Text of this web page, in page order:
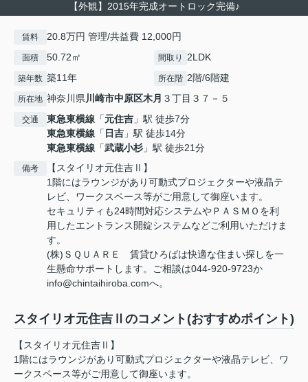
【外観】2015年完成オートロック完備♪
賃料 20.8万円 管理/共益費 12,000円
面積 50.72㎡ 間取り 2LDK
築年数 築11年 所在階 2階/6階建
所在地 神奈川県川崎市中原区木月 ３丁目３７－５
交通 東急東横線 「元住吉 」駅 徒歩7分
東急東横線 「 日吉 」駅 徒歩14分
東急東横線 「武蔵小杉 」駅 徒歩21分
備考
【スタイリオ元住吉Ⅱ】
1階にはラウンジがあり可動式プロジェクターや液晶テ
レビ、ワークスペース等がご用意して御座います。
セキュリティも24時間対応システムやＰＡＳＭＯを利
用したエントランス開錠システムなどご利用いただけま
す。
(株)ＳＱＵＡＲＥ 賃貸ひろばは快適な住まい探しを一
生懸命サポートします。ご相談は044-920-9723か
info@chintaihiroba.comへ。
スタイリオ元住吉Ⅱのコメント(おすすめポイント)
【スタイリオ元住吉Ⅱ】
1階にはラウンジがあり可動式プロジェクターや液晶テレビ、ワ
ークスペース等がご用意して御座います。